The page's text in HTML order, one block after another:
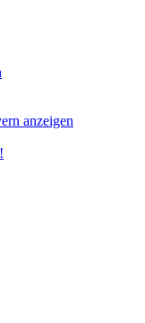
anzeigen